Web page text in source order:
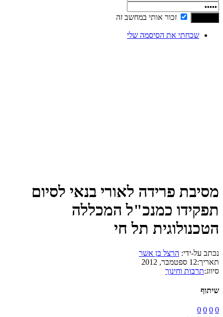
זכור אותי במחשב זה
שכחתי את הסיסמה שלי
מסיבת פרידה לאורי בנאי לסיום
תפקידו כמנכ"ל המכללה
הטכנולוגית תל חי
נכתב על-ידי: הרצל בן אשר
תאריך:12 ספטמבר, 2012
סיווג:תרבות וחינוך
שיתוף
0
0
0
0